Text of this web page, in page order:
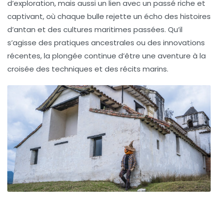
d’exploration, mais aussi un lien avec un passé riche et
captivant, où chaque bulle rejette un écho des histoires
d’antan et des cultures maritimes passées. Qu’il
s’agisse des pratiques ancestrales ou des innovations
récentes, la plongée continue d’être une aventure à la
croisée des techniques et des récits marins.